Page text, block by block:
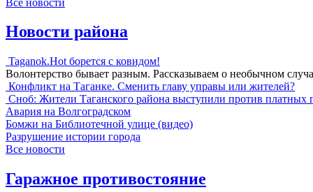
Новости района
Taganok.Hot борется с ковидом!
Волонтерство бывает разным. Рассказываем о необычном
Конфликт на Таганке. Сменить главу управы или жителей?
Сноб: Жители Таганского района выступили против платных
Авария на Волгоградском
Бомжи на Библиотечной улице (видео)
Разрушение истории города
Все новости
Гаражное противостояние